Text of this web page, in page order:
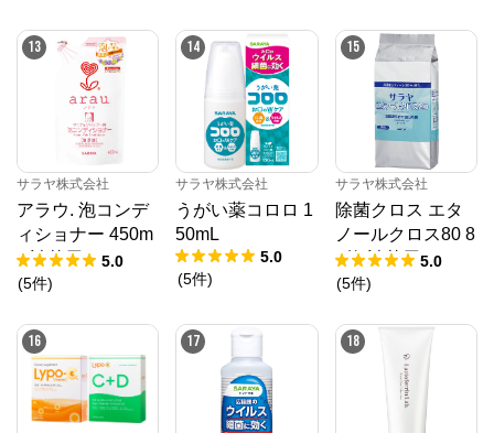
13
サラヤ株式会社
アラウ. 泡コンデ
ィショナー 450m
L 詰替用
5.0
(5件)
14
サラヤ株式会社
うがい薬コロロ 1
50mL
5.0
(5件)
15
サラヤ株式会社
除菌クロス エタ
ノールクロス80 8
0枚 詰替用 5.0
(5件)
16 17 18